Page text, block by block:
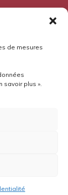
de mesures
savoir plus ».